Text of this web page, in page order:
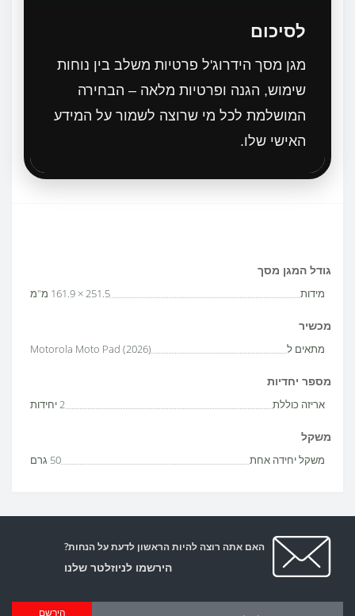
לסיכום
מגן מסך הידרוג'ל פרטיות משלב בין נוחות
שימוש, הגנה ופרטיות מלאה – הבחירה
המושלמת לכל מי שרוצה לשמור על המידע
האישי שלו.
גודל המגן מסך
מידות 251.5 × 161.9 מ"מ
מכשיר
מתאים ל Motorola Moto Pad (2026)
מספר יחדיות
אריזה כוללת 2 יחידות
משקל
משקל יחידה אחת 50 גרם
האם אתה רוצה להיות הראשון לדעת על הנחות?
הירשמו לניוזלטר שלנו
הירשם